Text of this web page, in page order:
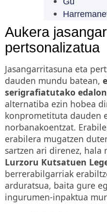
Aukera
pertsonalizatua
Jasangarritasuna eta
dauden mundu batean,
serigrafiatutako
alternatiba ezin hobea
konprometituta dauden
norbanakoentzat.
erabilera mugatzen
sartzen ari direnez, hala
Lurzoru Kutsatuen
berrerabilgarriak
arduratsua, baita gure
ingurumen-inpaktua